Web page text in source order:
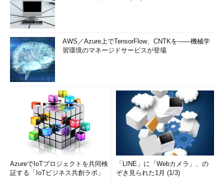
AWS／Azure上でTensorFlow、CNTKを――機械学
習環境のマネージドサービスが登場
AzureでIoTプロジェクトを共同検
証する「IoTビジネス共創ラボ」
「LINE」に「Webカメラ」、の
ぞき見られた1月 (1/3)